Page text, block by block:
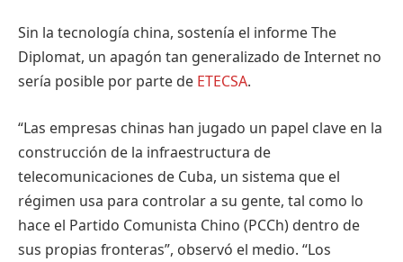
Sin la tecnología china, sostenía el informe The
Diplomat, un apagón tan generalizado de Internet no
sería posible por parte de ETECSA.
“Las empresas chinas han jugado un papel clave en la
construcción de la infraestructura de
telecomunicaciones de Cuba, un sistema que el
régimen usa para controlar a su gente, tal como lo
hace el Partido Comunista Chino (PCCh) dentro de
sus propias fronteras”, observó el medio. “Los